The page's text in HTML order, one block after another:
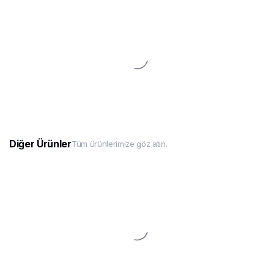
Diğer ÜrünlerTüm ürünlerimize göz atın.